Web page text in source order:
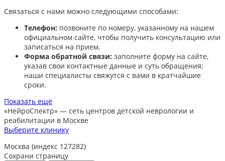
Связаться с нами можно следующими способами:​
Телефон: позвоните по номеру, указанному на нашем
официальном сайте, чтобы получить консультацию или
записаться на прием.​
Форма обратной связи: заполните форму на сайте,
указав свои контактные данные и суть обращения;
наши специалисты свяжутся с вами в кратчайшие
сроки.​
Показать ещё
«НейроСпектр» — сеть центров детской неврологии и
реабилитации в Москве
Выберите клинику
Москва (индекс 127282)
Сохрани страницу